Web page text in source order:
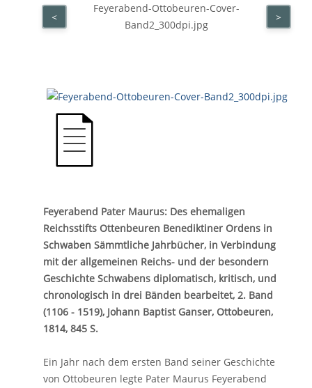
Feyerabend-Ottobeuren-Cover-
Band2_300dpi.jpg
< >
Feyerabend Pater Maurus: Des ehemaligen
Reichsstifts Ottenbeuren Benediktiner Ordens in
Schwaben Sämmtliche Jahrbücher, in Verbindung
mit der allgemeinen Reichs- und der besondern
Geschichte Schwabens diplomatisch, kritisch, und
chronologisch in drei Bänden bearbeitet, 2. Band
(1106 - 1519), Johann Baptist Ganser, Ottobeuren,
1814, 845 S.
Ein Jahr nach dem ersten Band seiner Geschichte
von Ottobeuren legte Pater Maurus Feyerabend